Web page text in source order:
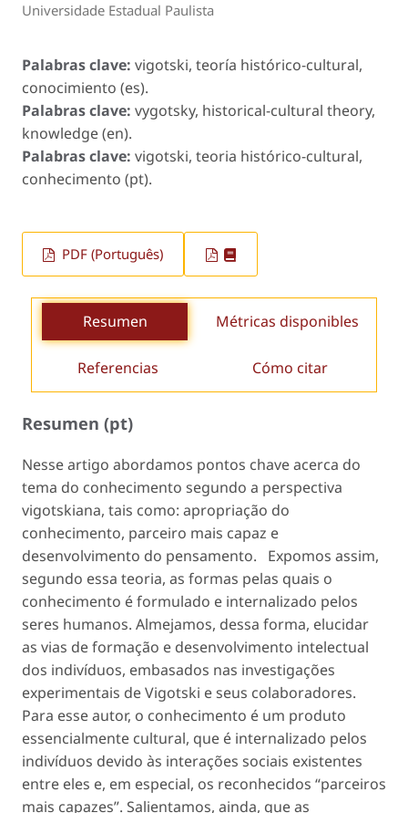
Universidade Estadual Paulista
Palabras clave: vigotski, teoría histórico-cultural,
conocimiento (es).
Palabras clave: vygotsky, historical-cultural theory,
knowledge (en).
Palabras clave: vigotski, teoria histórico-cultural,
conhecimento (pt).
PDF (Português)
Resumen Métricas disponibles
Referencias Cómo citar
Resumen (pt)
Nesse artigo abordamos pontos chave acerca do
tema do conhecimento segundo a perspectiva
vigotskiana, tais como: apropriação do
conhecimento, parceiro mais capaz e
desenvolvimento do pensamento. Expomos assim,
segundo essa teoria, as formas pelas quais o
conhecimento é formulado e internalizado pelos
seres humanos. Almejamos, dessa forma, elucidar
as vias de formação e desenvolvimento intelectual
dos indivíduos, embasados nas investigações
experimentais de Vigotski e seus colaboradores.
Para esse autor, o conhecimento é um produto
essencialmente cultural, que é internalizado pelos
indivíduos devido às interações sociais existentes
entre eles e, em especial, os reconhecidos “parceiros
mais capazes”. Salientamos, ainda, que as